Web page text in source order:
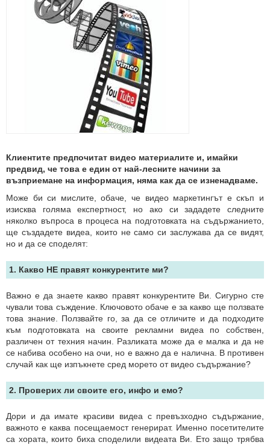
Клиентите предпочитат видео материалите и, имайки
предвид, че това е един от най-лесните начини за
възприемане на информация, няма как да се изненадваме.
Може би си мислите, обаче, че видео маркетингът е скъп и
изисква голяма експертност, но ако си зададете следните
няколко въпроса в процеса на подготовката на съдържанието,
ще създадете видеа, които не само си заслужава да се видят,
но и да се споделят:
1. Какво НЕ правят конкурентите ми?
Важно е да знаете какво правят конкурентите Ви. Сигурно сте
чували това съждeние. Ключовото обаче е за какво ще ползвате
това знание. Ползвайте го, за да се отличите и да подходите
към подготовката на своите рекламни видеа по собствен,
различен от техния начин. Разликата може да е малка и да не
се набива особено на очи, но е важно да е налична. В противен
случай как ще изпъкнете сред морето от видео съдържание?
2. Проверих ли своите его, инфо и емо?
Дори и да имате красиви видеа с превъзходно съдържание,
важното е каква посещаемост генерират. Именно посетителите
са хората, които биха споделили видеата Ви. Ето защо трябва